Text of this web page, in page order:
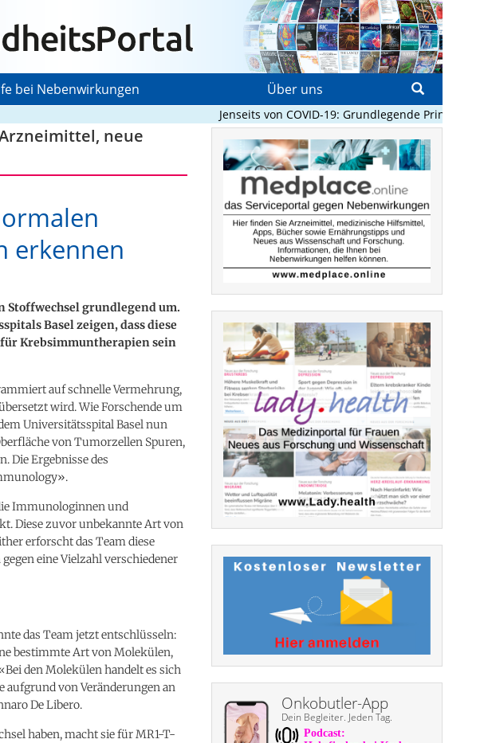
bei Nebenwirkungen Über uns
Jenseits von COVID-19: Grundlegende Prinzipien,
neue
erkennen
Stoffwechsel grundlegend um.
Basel zeigen, dass diese
Krebsimmuntherapien sein
auf schnelle Vermehrung,
wird. Wie Forschende um
Universitätsspital Basel nun
von Tumorzellen Spuren,
Die Ergebnisse des
Immunologinnen und
Diese zuvor unbekannte Art von
erforscht das Team diese
eine Vielzahl verschiedener
das Team jetzt entschlüsseln:
bestimmte Art von Molekülen,
den Molekülen handelt es sich
aufgrund von Veränderungen an
De Libero.
haben, macht sie für MR1-T-
Onkobutler-App
Dein Begleiter. Jeden Tag.